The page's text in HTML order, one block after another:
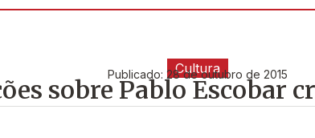
Cultura
Publicado: 28 de outubro de 2015
sobre Pablo Escobar